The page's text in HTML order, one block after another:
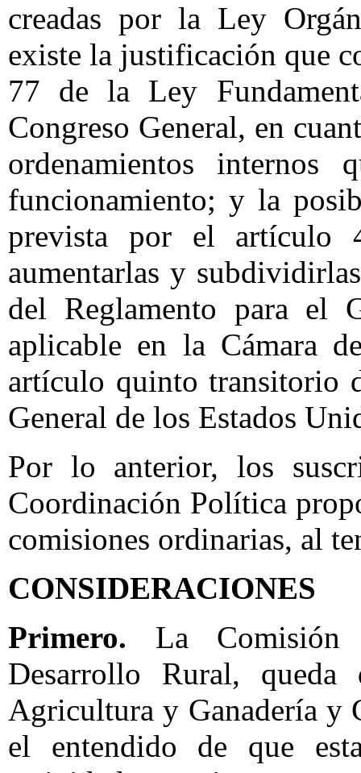
creadas por la Ley
existe la justificación que
77 de la Ley
Congreso General, en
ordenamientos internos
funcionamiento; y la
prevista por el
aumentarlas y
del Reglamento para el
aplicable en la Cámara
artículo quinto transitorio
General de los Estados
Por lo anterior, los
Coordinación Política
comisiones ordinarias, al
CONSIDERACIONES
Primero. La Comisión
Desarrollo Rural,
Agricultura y Ganadería y
el entendido de que